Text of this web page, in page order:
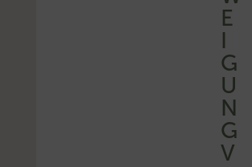
E
I
G
U
N
G
V